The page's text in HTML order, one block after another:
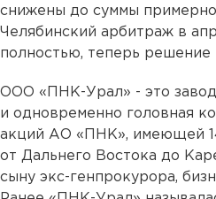
снижены до суммы
Челябинский арбитраж в
полностью, теперь решение
ООО «ПНК-Урал» - это завод
и одновременно головная
акций АО «ПНК», имеющей
от Дальнего Востока до
сыну экс-генпрокурора,